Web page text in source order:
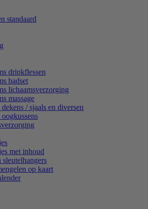
standaard
drinkflessen
badset
lichaamsverzorging
massage
/ sjaals en diversen
met inhoud
sleutelhangers
op kaart